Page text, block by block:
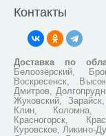
Контакты
Доставка по
Белоозёрский,
Воскресенск,
Дмитров,
Жуковский,
Клин, Коломна,
Красногорск,
Куровское, Ликино-